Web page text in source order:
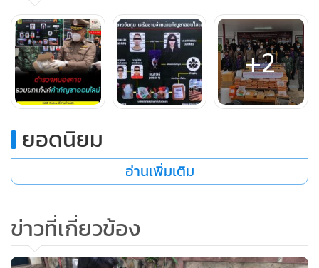
+2
ยอดนิยม
อ่านเพิ่มเติม
ข่าวที่เกี่ยวข้อง